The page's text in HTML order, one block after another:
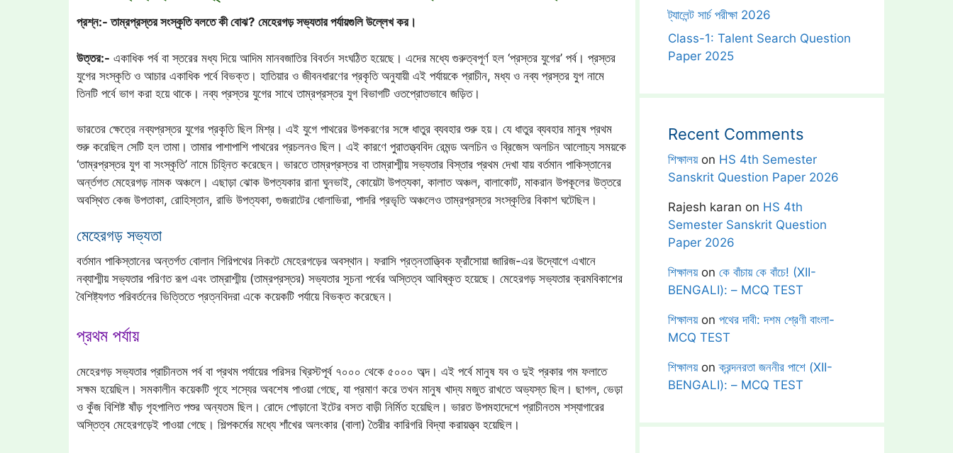
প্রশ্ন:- তাম্রপ্রস্তর সংস্কৃতি বলতে কী বোঝ? মেহেরগড় সভ্যতার পর্যায়গুলি উল্লেখ কর।
উত্তর:- একাধিক পর্ব বা স্তরের মধ্য দিয়ে আদিম মানবজাতির বিবর্তন সংঘঠিত হয়েছে। এদের মধ্যে গুরুত্বপূর্ণ হল ‘প্রস্তর যুগের’ পর্ব। প্রস্তর
যুগের সংস্কৃতি ও আচার একাধিক পর্বে বিভক্ত। হাতিয়ার ও জীবনধারণের প্রকৃতি অনুযায়ী এই পর্যায়কে প্রাচীন, মধ্য ও নব্য প্রস্তর যুগ নামে
তিনটি পর্বে ভাগ করা হয়ে থাকে। নব্য প্রস্তর যুগের সাথে তাম্রপ্রস্তর যুগ বিভাগটি ওতপ্রোতভাবে জড়িত।
ভারতের ক্ষেত্রে নব্যপ্রস্তর যুগের প্রকৃতি ছিল মিশ্র। এই যুগে পাথরের উপকরণের সঙ্গে ধাতুর ব্যবহার শুরু হয়। যে ধাতুর ব্যবহার মানুষ প্রথম
শুরু করেছিল সেটি হল তামা। তামার পাশাপাশি পাথরের প্রচলনও ছিল। এই কারণে পুরাতত্ত্ববিদ রেমন্ড অলচিন ও ব্রিজেস অলচিন আলোচ্য সময়কে
‘তাম্রপ্রস্তর যুগ বা সংস্কৃতি’ নামে চিহ্নিত করেছেন। ভারতে তাম্রপ্রস্তর বা তাম্রাশ্মীয় সভ্যতার বিস্তার প্রথম দেখা যায় বর্তমান পাকিস্তানের
অর্ন্তগত মেহেরগড় নামক অঞ্চলে। এছাড়া ঝোক উপত্যকার রানা ঘুনভাই, কোয়েটা উপত্যকা, কালাত অঞ্চল, বালাকোট, মাকরান উপকূলের উত্তরে
অবস্থিত কেজ উপতাকা, রোহিস্তান, রাভি উপত্যকা, গুজরাটের ধোলাভিরা, পাদরি প্রভৃতি অঞ্চলেও তাম্রপ্রস্তর সংস্কৃতির বিকাশ ঘটেছিল।
মেহেরগড় সভ্যতা
বর্তমান পাকিস্তানের অন্তর্গত বোলান গিরিপথের নিকটে মেহেরগড়ের অবস্থান। ফরাসি প্রত্নতাত্ত্বিক ফ্রাঁসোয়া জারিজ-এর উদ্যোগে এখানে
নব্যাশ্মীয় সভ্যতার পরিণত রূপ এবং তাম্রাশ্মীয় (তাম্রপ্রস্তর) সভ্যতার সূচনা পর্বের অস্তিত্ব আবিষ্কৃত হয়েছে। মেহেরগড় সভ্যতার ক্রমবিকাশের
বৈশিষ্ট্যগত পরিবর্তনের ভিত্তিতে প্রত্নবিদরা একে কয়েকটি পর্যায়ে বিভক্ত করেছেন।
প্রথম পর্যায়
মেহেরগড় সভ্যতার প্রাচীনতম পর্ব বা প্রথম পর্যায়ের পরিসর খ্রিস্টপূর্ব ৭০০০ থেকে ৫০০০ অব্দ। এই পর্বে মানুষ যব ও দুই প্রকার গম ফলাতে
সক্ষম হয়েছিল। সমকালীন কয়েকটি গৃহে শস্যের অবশেষ পাওয়া গেছে, যা প্রমাণ করে তখন মানুষ খাদ্য মজুত রাখতে অভ্যস্ত ছিল। ছাগল, ভেড়া
ও কুঁজ বিশিষ্ট ষাঁড় গৃহপালিত পশুর অন্যতম ছিল। রোদে পোড়ানো ইটের বসত বাড়ী নির্মিত হয়েছিল। ভারত উপমহাদেশে প্রাচীনতম শস্যাগারের
অস্তিত্ব মেহেরগড়েই পাওয়া গেছে। শিল্পকর্মের মধ্যে শাঁখের অলংকার (বালা) তৈরীর কারিগরি বিদ্যা করায়ত্ত্ব হয়েছিল।
ট্যালেন্ট সার্চ পরীক্ষা 2026
Class-1: Talent Search Question
Paper 2025
Recent Comments
শিক্ষালয়on HS 4th Semester
Sanskrit Question Paper 2026
Rajesh karan on HS 4th
Semester Sanskrit Question
Paper 2026
শিক্ষালয়on কে বাঁচায় কে বাঁচে! (XII-
BENGALI): – MCQ TEST
শিক্ষালয়on পথের দাবী: দশম শ্রেণী বাংলা-
MCQ TEST
শিক্ষালয়onক্রন্দনরতা জননীর পাশে (XII-
BENGALI): – MCQ TEST